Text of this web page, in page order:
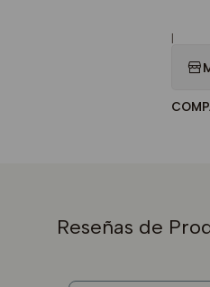
|
Reseñas de